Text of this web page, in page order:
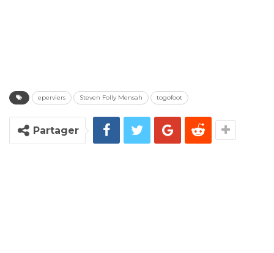
eperviers Steven Folly Mensah togofoot
Partager